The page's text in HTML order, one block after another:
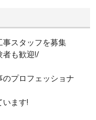
スタッフを募集
者も歓迎!/
プロフェッショナ
ます!